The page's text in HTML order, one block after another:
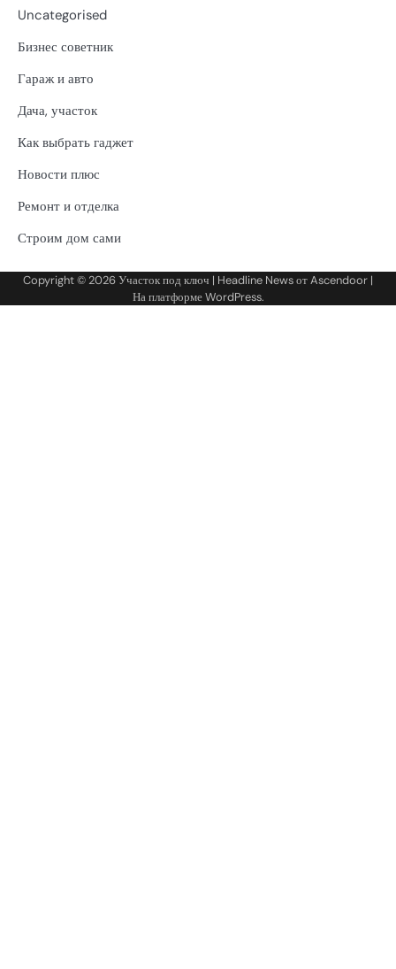
Uncategorised
Бизнес советник
Гараж и авто
Дача, участок
Как выбрать гаджет
Новости плюс
Ремонт и отделка
Строим дом сами
Copyright © 2026Участок под ключ | Headline News отAscendoor |
На платформеWordPress.